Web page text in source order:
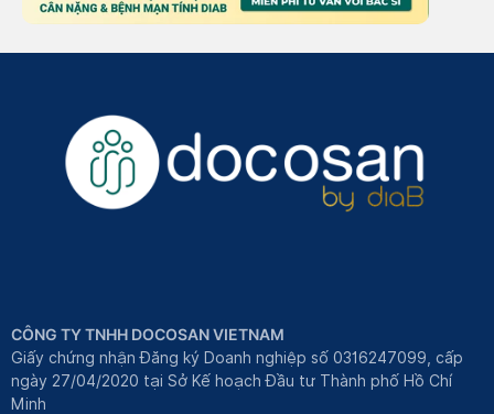
CÔNG TY TNHH DOCOSAN VIETNAM
Giấy chứng nhận Đăng ký Doanh nghiệp số 0316247099, cấp
ngày 27/04/2020 tại Sở Kế hoạch Đầu tư Thành phố Hồ Chí
Minh